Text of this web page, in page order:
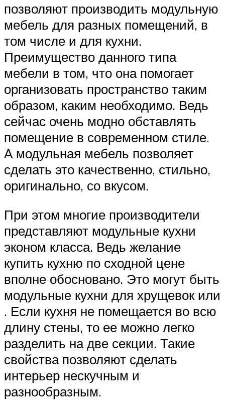
позволяют производить модульную
мебель для разных помещений, в
том числе и для кухни.
Преимущество данного типа
мебели в том, что она помогает
организовать пространство таким
образом, каким необходимо. Ведь
сейчас очень модно обставлять
помещение в современном стиле.
А модульная мебель позволяет
сделать это качественно, стильно,
оригинально, со вкусом.
При этом многие производители
представляют модульные кухни
эконом класса. Ведь желание
купить кухню по сходной цене
вполне обосновано. Это могут быть
модульные кухни для хрущевок или
. Если кухня не помещается во всю
длину стены, то ее можно легко
разделить на две секции. Такие
свойства позволяют сделать
интерьер нескучным и
разнообразным.